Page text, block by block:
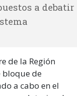
a debatir
de la Región
bloque de
a cabo en el